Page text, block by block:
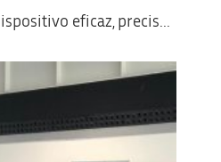
eficaz, precis...